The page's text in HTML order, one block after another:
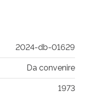
2024-db-01629
Da convenire
1973